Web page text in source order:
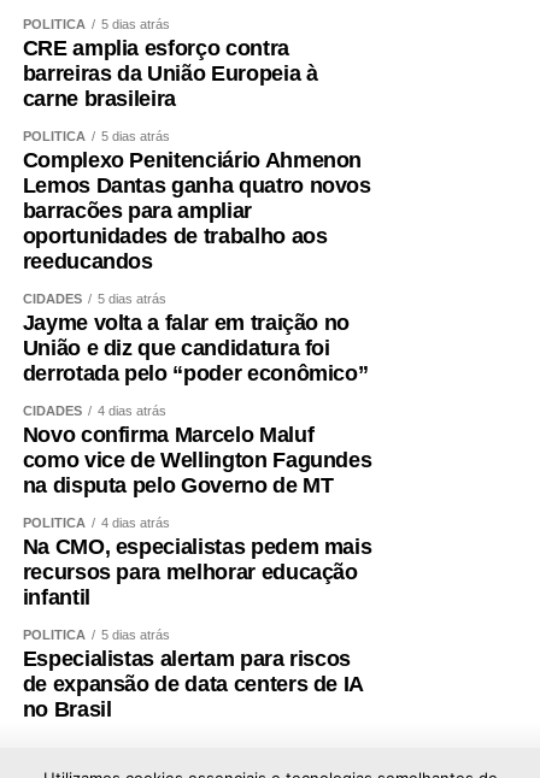
POLÍTICA 5 dias atrás
CRE amplia esforço contra
barreiras da União Europeia à
carne brasileira
POLÍTICA 5 dias atrás
Complexo Penitenciário Ahmenon
Lemos Dantas ganha quatro novos
barracões para ampliar
oportunidades de trabalho aos
reeducandos
CIDADES 5 dias atrás
Jayme volta a falar em traição no
União e diz que candidatura foi
derrotada pelo “poder econômico”
CIDADES 4 dias atrás
Novo confirma Marcelo Maluf
como vice de Wellington Fagundes
na disputa pelo Governo de MT
POLÍTICA 4 dias atrás
Na CMO, especialistas pedem mais
recursos para melhorar educação
infantil
POLÍTICA 5 dias atrás
Especialistas alertam para riscos
de expansão de data centers de IA
no Brasil